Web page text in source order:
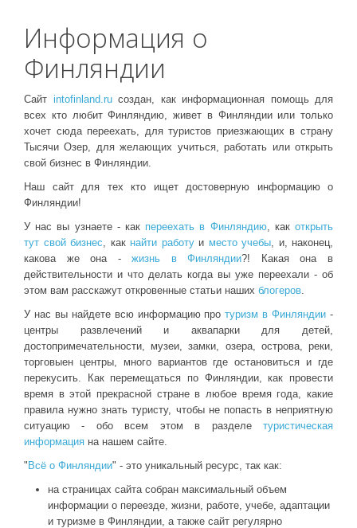
Информация о
Финляндии
Сайт intofinland.ruсоздан, как информационная помощь для
всех кто любит Финляндию, живет в Финляндии или только
хочет сюда переехать, для туристов приезжающих в страну
Тысячи Озер, для желающих учиться, работать или открыть
свой бизнес в Финляндии.
Наш сайт для тех кто ищет достоверную информацию о
Финляндии!
У нас вы узнаете - как переехать в Финляндию, какоткрыть
тут свой бизнес, как найти работуи место учебы, и, наконец,
какова же она -жизнь в Финляндии?! Какая она в
действительности и что делать когда вы уже переехали - об
этом вам расскажут откровенные статьи наших блогеров.
У нас вы найдете всю информацию протуризм в Финляндии -
центры развлечений и аквапарки для детей,
достопримечательности, музеи, замки, озера, острова, реки,
торговыен центры, много вариантов где остановиться и где
перекусить. Как перемещаться по Финляндии, как провести
время в этой прекрасной стране в любое время года, какие
правила нужно знать туристу, чтобы не попасть в неприятную
ситуацию - обо всем этом в разделе туристическая
информация на нашем сайте.
" Всё о Финляндии" - это уникальный ресурс, так как:
на страницах сайта собран максимальный объем
информации о переезде, жизни, работе, учебе, адаптации
и туризме в Финляндии, а также сайт регулярно